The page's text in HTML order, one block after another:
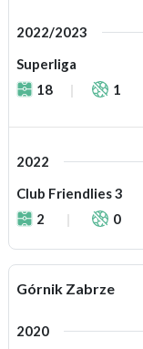
2022/2023
Superliga
18
1
2022
Club Friendlies 3
2
0
Górnik Zabrze
2020